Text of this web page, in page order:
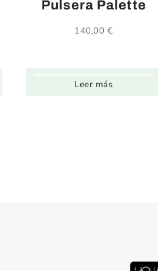
Pulsera Palette
140,00 €
Leer más